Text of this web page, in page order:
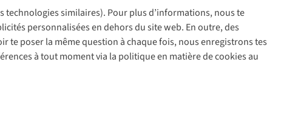
similaires). Pour plus d’informations, nous te
personnalisées en dehors du site web. En outre, des
te poser la même question à chaque fois, nous enregistrons tes
à tout moment via la politique en matière de cookies au
policy